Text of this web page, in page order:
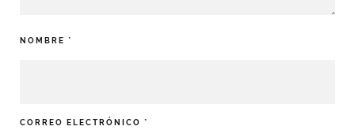
NOMBRE *
CORREO ELECTRÓNICO *